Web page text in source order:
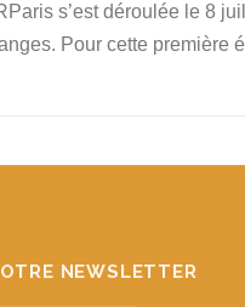
s’est déroulée le 8
Pour cette première
NEWSLETTER